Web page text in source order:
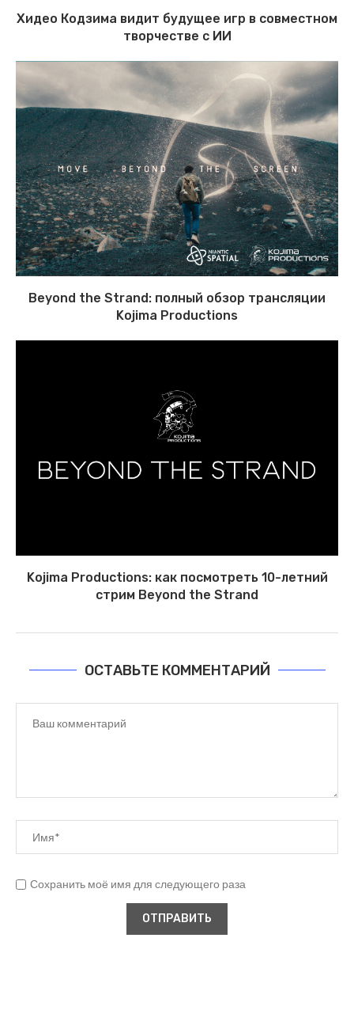
Хидео Кодзима видит будущее игр в совместном
творчестве с ИИ
Beyond the Strand: полный обзор трансляции
Kojima Productions
Kojima Productions: как посмотреть 10-летний
стрим Beyond the Strand
ОСТАВЬТЕ КОММЕНТАРИЙ
Сохранить моё имя для следующего раза